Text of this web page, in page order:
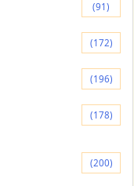
(91)
(172)
(196)
(178)
(200)